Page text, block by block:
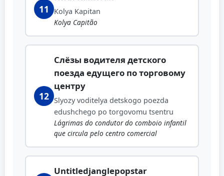
11
Kolya Kapitan
Kolya Capitão
12
Слёзы водителя детского
поезда едущего по торговому
центру
Slyozy voditelya detskogo poezda
edushchego po torgovomu tsentru
Lágrimas do condutor do comboio infantil
que circula pelo centro comercial
Untitledjanglepopstar